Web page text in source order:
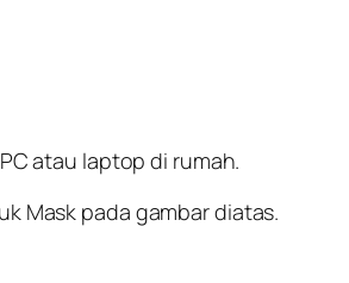
atau laptop di rumah.
Mask pada gambar diatas.